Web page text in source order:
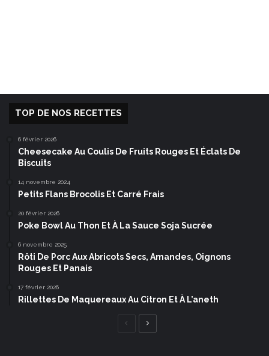
TOP DE NOS RECETTES
6 février 2026
Cheesecake Au Coulis De Fruits Rouges Et Éclats De
Biscuits
14 novembre 2024
Petits Flans Brocolis Et Carré Frais
20 février 2026
Poke Bowl Au Thon Et À La Sauce Soja Sucrée
6 novembre 2025
Rôti De Porc Aux Abricots Secs, Amandes, Oignons
Rouges Et Panais
17 février 2026
Rillettes De Maquereaux Au Citron Et À L’aneth
Page